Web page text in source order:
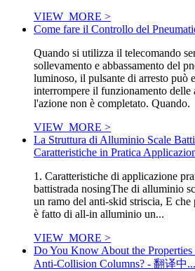
VIEW_MORE >
Come fare il Controllo del
Quando si utilizza il telecomando
sollevamento e abbassamento del
luminoso, il pulsante di arresto può
interrompere il funzionamento delle
l'azione non è completato. Quando.
VIEW_MORE >
La Struttura di Alluminio Scale
Caratteristiche in Pratica
1. Caratteristiche di applicazione
battistrada nosingThe di alluminio
un ramo del anti-skid striscia, E
è fatto di all-in alluminio un...
VIEW_MORE >
Do You Know About the
Anti-Collision Columns? - 翻译中...